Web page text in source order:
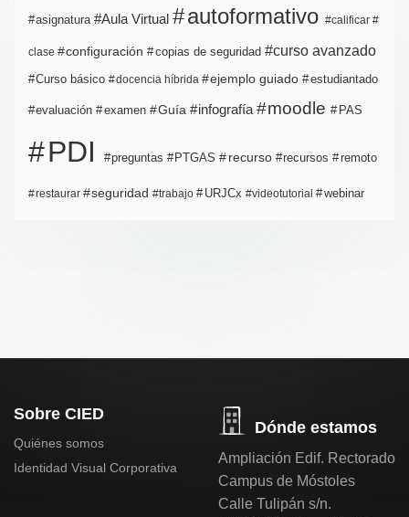
asignatura Aula Virtual autoformativo calificar
clase configuración copias de seguridad curso avanzado
Curso básico docencia híbrida ejemplo guiado estudiantado
evaluación examen Guía infografía moodle PAS
PDI preguntas PTGAS recurso recursos remoto
restaurar seguridad trabajo URJCx videotutorial webinar
Sobre CIED
Quiénes somos
Identidad Visual Corporativa
Dónde estamos
Ampliación Edif. Rectorado
Campus de Móstoles
Calle Tulipán s/n.